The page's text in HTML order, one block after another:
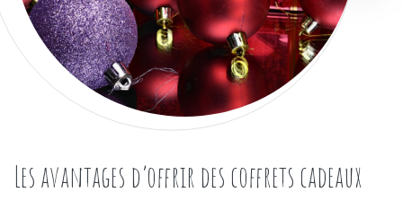
Les avantages d’offrir des coffrets cadeaux